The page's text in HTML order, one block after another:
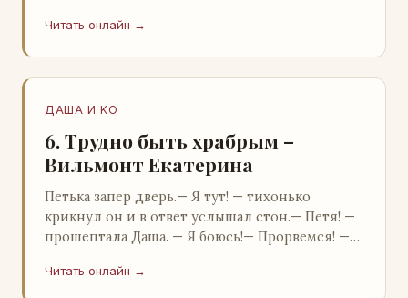
Читать онлайн →
ДАША И KO
6. Трудно быть храбрым –
Вильмонт Екатерина
Петька запер дверь.— Я тут! — тихонько
крикнул он и в ответ услышал стон.— Петя! —
прошептала Даша. — Я боюсь!— Прорвемся! —
…
Читать онлайн →